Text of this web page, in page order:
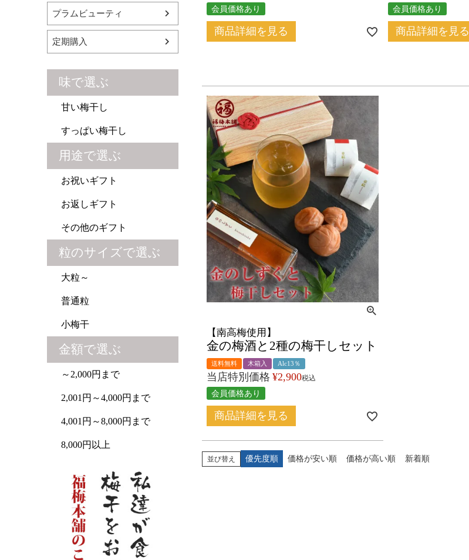
プラムビューティ
定期購入
味で選ぶ
甘い梅干し
すっぱい梅干し
用途で選ぶ
お祝いギフト
お返しギフト
その他のギフト
粒のサイズで選ぶ
大粒～
普通粒
小梅干
金額で選ぶ
～2,000円まで
2,001円～4,000円まで
4,001円～8,000円まで
8,000円以上
会員価格あり
商品詳細を見る
会員価格あり
商品詳細を見る
【南高梅使用】
金の梅酒と2種の梅干しセット
送料無料 木箱入 Alc13％
当店特別価格 ¥2,900税込
会員価格あり
商品詳細を見る
並び替え 優先度順 価格が安い順 価格が高い順 新着順